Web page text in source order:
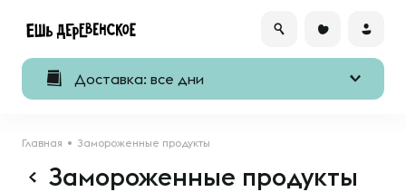
Доставка: все дни
Главная Замороженные продукты
Замороженные продукты